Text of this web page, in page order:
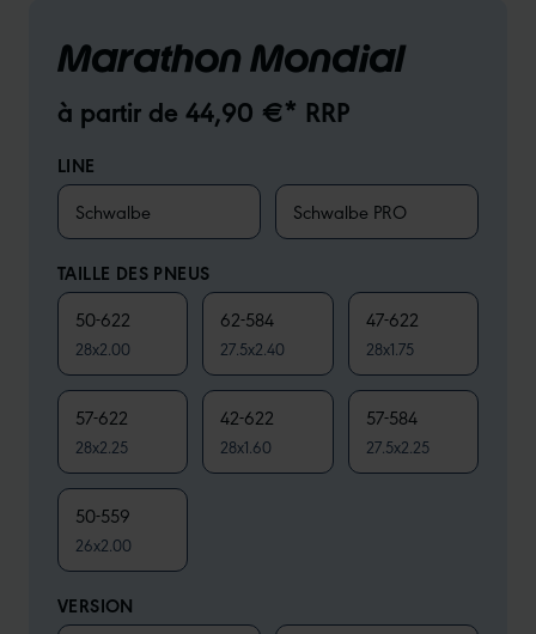
Marathon Mondial
à partir de 44,90 €* RRP
LINE
Schwalbe Schwalbe PRO
TAILLE DES PNEUS
50-622
28x2.00
62-584
27.5x2.40
47-622
28x1.75
57-622
28x2.25
42-622
28x1.60
57-584
27.5x2.25
50-559
26x2.00
VERSION